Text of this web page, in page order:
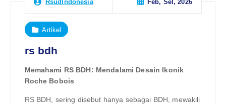
RsudIndonesia Feb, Sel, 2026
Artikel
rs bdh
Memahami RS BDH: Mendalami Desain Ikonik
Roche Bobois
RS BDH, sering disebut hanya sebagai BDH, mewakili